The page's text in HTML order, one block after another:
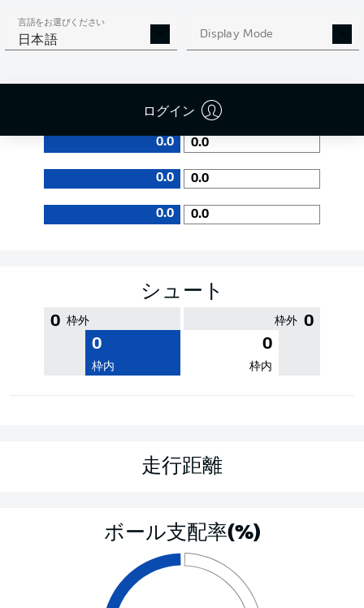
言語をお選びください
日本語 Display Mode
ログイン
0
0 % 成功率 0 %
PASS EFFICIENCY
0.0 0.0
0.0 0.0
0.0 0.0
シュート
0 枠外
0
枠内
0
枠外
0
枠内
走行距離
ボール支配率(%)